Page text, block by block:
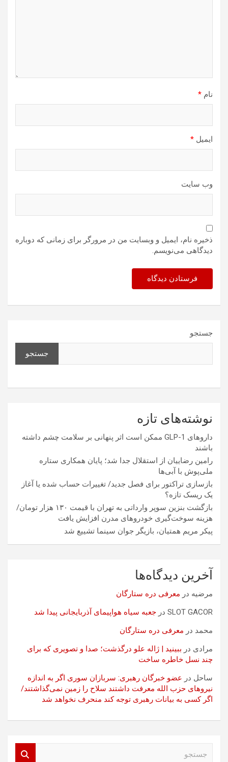
نام *
ایمیل *
وب‌ سایت
ذخیره نام، ایمیل و وبسایت من در مرورگر برای زمانی که دوباره
دیدگاهی می‌نویسم.
جستجو
جستجو
نوشته‌های تازه
داروهای GLP-1 ممکن است اثر پنهانی بر سلامت چشم داشته
باشند
رامین رضاییان از استقلال جدا شد؛ پایان همکاری ستاره
ملی‌پوش با آبی‌ها
بازسازی تراکتور برای فصل جدید/ تغییرات حساب شده یا آغاز
یک ریسک تازه؟
بازگشت بنزین سوپر وارداتی به تهران با قیمت ۱۳۰ هزار تومان/
هزینه سوخت‌گیری خودرو‌های مدرن افزایش یافت
پیکر مریم همتیان، بازیگر جوان سینما تشییع شد
آخرین دیدگاه‌ها
مرضیه در معرفی دره ستارگان
SLOT GACOR در جعبه سیاه هواپیمای آذربایجانی پیدا شد
محمد در معرفی دره ستارگان
مرادی در ببینید | ژاله علو درگذشت؛ صدا و تصویری که برای
چند نسل خاطره ساخت
ساحل در عضو خبرگان رهبری: سربازان سوری اگر به اندازه
نیروهای حزب الله معرفت داشتند سلاح را زمین نمی‌گذاشتند/
اگر کسی به بیانات رهبری توجه کند منحرف نخواهد شد